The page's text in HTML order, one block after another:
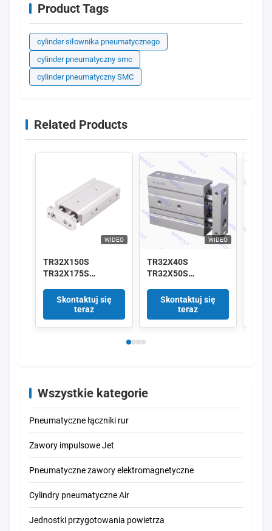
Product Tags
cylinder siłownika pneumatycznego
cylinder pneumatyczny smc
cylinder pneumatyczny SMC
Related Products
WIDEO
TR32X150S
TR32X175S
AirTAC Dwukrotnie
działający cylinder
dwustronny
Skontaktuj się
teraz
WIDEO
TR32X40S
TR32X50S
TR32X70S TR Series
AirTAC Dwukrotnie
działający cylinder
Skontaktuj się
teraz
Wszystkie kategorie
Pneumatyczne łączniki rur
Zawory impulsowe Jet
Pneumatyczne zawory elektromagnetyczne
Cylindry pneumatyczne Air
Jednostki przygotowania powietrza